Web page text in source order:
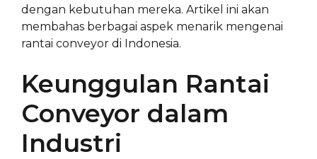
dengan kebutuhan mereka. Artikel ini akan
membahas berbagai aspek menarik mengenai
rantai conveyor di Indonesia.
Keunggulan Rantai
Conveyor dalam
Industri